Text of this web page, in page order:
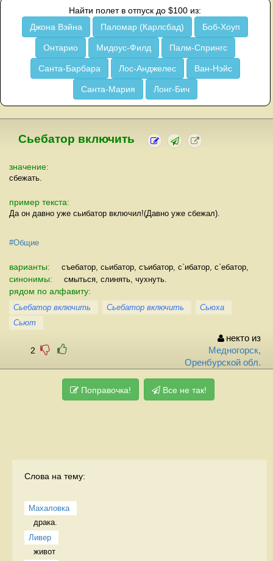
Найти полет в отпуск до $100 из:
Джона Вэйна
Паломар (Карлсбад) Боб-Хоуп
Онтарио Мидоус-Филд Палм-Спрингс
Санта-Барбара Лос-Анджелес Ван-Нэйс
Санта-Мария Лонг-Бич
Сьебатор включить
значение:
сбежать.
пример текста:
Да он давно уже сьибатор включил!(Давно уже сбежал).
#Общие
варианты: съебатор, сьибатор, съибатор, с`ибатор, с`ебатор,
синонимы: смыться, слинять, чухнуть.
рядом по алфавиту:
Сьебатор включить Сьебатор включить
Сьюха
Сьют
2
некто из
Медногорск,
Оренбурской обл.
Поправочка! Все не так!
Слова на тему:
Махаловка
драка.
Ливер
живот